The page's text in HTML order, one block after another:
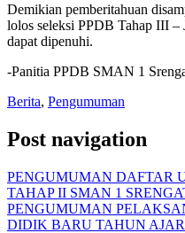
Demikian pemberitahuan
lolos seleksi PPDB Tahap III
dapat dipenuhi.
-Panitia PPDB SMAN 1
Berita, Pengumuman
Post navigation
PENGUMUMAN DAFTAR
TAHAP II SMAN 1
PENGUMUMAN
DIDIK BARU TAHUN